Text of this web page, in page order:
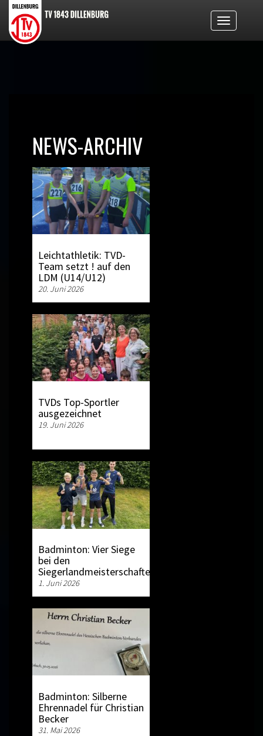
Toggle
NEWS-ARCHIV
Leichtathletik: TVD-
Team setzt ! auf den
LDM (U14/U12)
20. Juni 2026
TVDs Top-Sportler
ausgezeichnet
19. Juni 2026
Badminton: Vier Siege
bei den
Siegerlandmeisterschaften
1. Juni 2026
Badminton: Silberne
Ehrennadel für Christian
Becker
31. Mai 2026